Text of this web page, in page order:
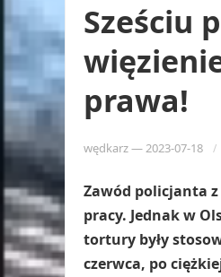
Sześciu
prawa!
wędkarz—2023-07-18
Zawód policjanta
pracy. Jednak w
tortury były
czerwca, po